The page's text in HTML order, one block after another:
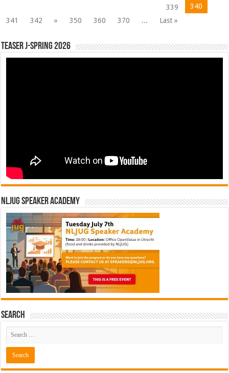
339
340
341
342 » 350 360 370 ... Last »
Teaser J-Spring 2026
NLJUG Speaker Academy
Search